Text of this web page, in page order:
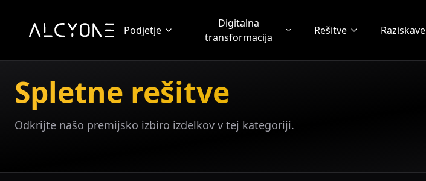
Podjetje
Digitalna
transformacija
Rešitve Raziskave
Spletne rešitve
Odkrijte našo premijsko izbiro izdelkov v tej kategoriji.